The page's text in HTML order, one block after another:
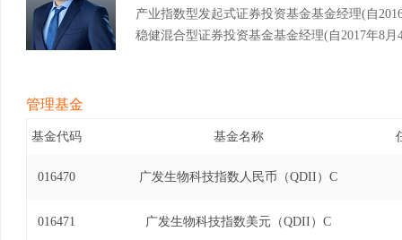
产业指数型发起式证券投资基金基金经理(自
稳健混合型证券投资基金基金经理(自2017年8
2019年11月14日)、广发中证军工交易型开放
金基金经理(自2017年1月25日至2019年11月14
农业指数证券投资基金基金经理(自2018年8月6
管理基金
基金代码 基金名称
016470 广发生物科技指数人民币（QDII）C
016471 广发生物科技指数美元（QDII）C